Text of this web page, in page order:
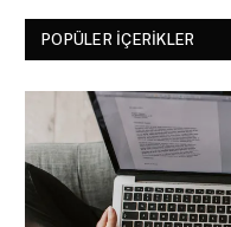
POPÜLER İÇERIKLER